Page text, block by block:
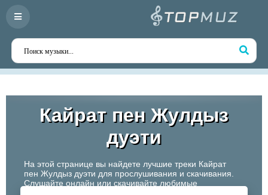
Кайрат пен Жулдыз
дуэти
На этой странице вы найдете лучшие треки Кайрат
пен Жулдыз дуэти для прослушивания и скачивания.
Слушайте онлайн или скачивайте любимые